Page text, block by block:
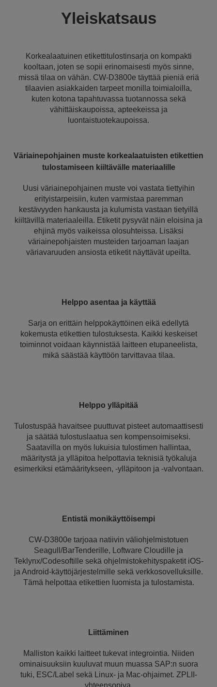
Yleiskatsaus
Korkealaatuinen etikettitulostinsarja on kompakti
kooltaan, joten se sopii erinomaisesti myös sinne,
missä tilaa on vähän. CW-D3800e täyttää pieniä eriä
tilaavien asiakkaiden tarpeet monilla toimialoilla,
kuten kotona tapahtuvassa tuotannossa sekä
vähittäiskaupoissa, apteekeissa ja
luontaistuotekaupoissa.
Väriainepohjainen muste korkealaatuisten etikettien
tulostamiseen kiiltävälle materiaalille
Uusi väriainepohjainen muste voi vastata tiettyihin
erityistarpeisiin, kuten varmistaa paremman
kestävyyden hankausta ja kulumista vastaan tietyillä
kiiltävillä materiaaleilla. Etiketit pysyvät näin eloisina ja
ehjinä myös vaikeissa olosuhteissa. Lisäksi
väriainepohjaisten musteiden tarjoaman laajan
väriavaruuden ansiosta etiketit näyttävät upeilta.
Helppo asentaa ja käyttää
Sarja on erittäin helppokäyttöinen eikä edellytä
kokemusta etikettien tulostuksesta. Kaikki keskeiset
toiminnot voidaan käynnistää laitteen etupaneelista,
mikä säästää käyttöön tarvittavaa tilaa.
Helppo ylläpitää
Tulostuspää havaitsee puuttuvat pisteet automaattisesti
ja säätää tulostuslaatua sen kompensoimiseksi.
Saatavilla on myös lukuisia tulostimen hallintaa,
määritystä ja ylläpitoa helpottavia teknisiä työkaluja
esimerkiksi etämääritykseen, -ylläpitoon ja -valvontaan.
Entistä monikäyttöisempi
CW-D3800e tarjoaa natiivin väliohjelmistotuen
Seagull/BarTenderille, Loftware Cloudille ja
Teklynx/Codesoftille sekä ohjelmistokehityspaketit iOS-
ja Android-käyttöjärjestelmille sekä verkkosovelluksille.
Tämä helpottaa etikettien luomista ja tulostamista.
Liittäminen
Malliston kaikki laitteet tukevat integrointia. Niiden
ominaisuuksiin kuuluvat muun muassa SAP:n suora
tuki, ESC/Label sekä Linux- ja Mac-ohjaimet. ZPLII-
yhteensopiva.